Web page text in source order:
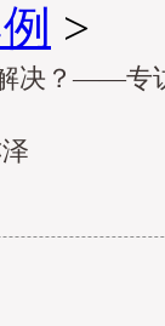
>
决？——专